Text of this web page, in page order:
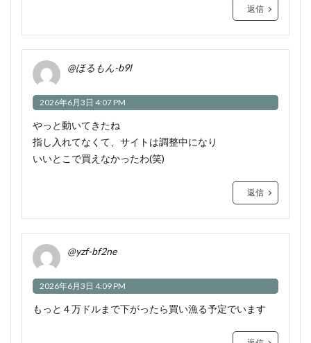
返信
@ほるもん-b9l
2026年6月3日 4:07 PM
やっと動いてきたね
指し入れてなくて、サイトは調整中になり
いいとこで買えなかったわ(笑)
返信
@yzf-bf2ne
2026年6月3日 4:09 PM
もっと４万ドルまで下がったら買い漁る予定でいます